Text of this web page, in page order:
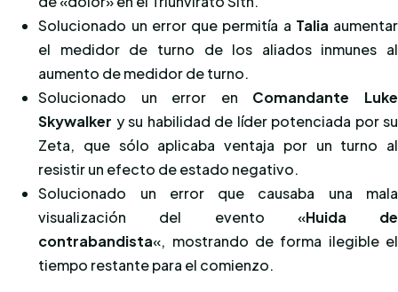
Solucionado un error que permitía a Talia aumentar
el medidor de turno de los aliados inmunes al
aumento de medidor de turno.
Solucionado un error en Comandante Luke
Skywalker y su habilidad de líder potenciada por su
Zeta, que sólo aplicaba ventaja por un turno al
resistir un efecto de estado negativo.
Solucionado un error que causaba una mala
visualización del evento «Huida de
contrabandista«, mostrando de forma ilegible el
tiempo restante para el comienzo.